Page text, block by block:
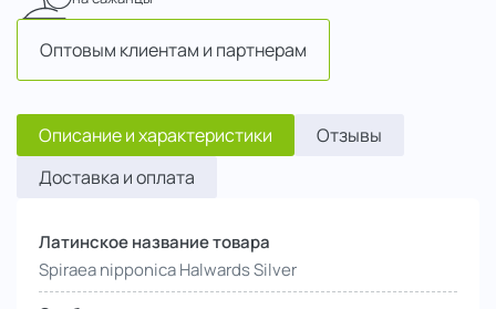
Оптовым клиентам и партнерам
Описание и характеристики
Отзывы
Доставка и оплата
Латинское название товара
Spiraea nipponica Halwards Silver